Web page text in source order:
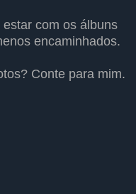
com os álbuns
encaminhados.
Conte para mim.